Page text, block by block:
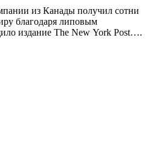
из Канады получил сотни
благодаря липовым
издание The New York Post….